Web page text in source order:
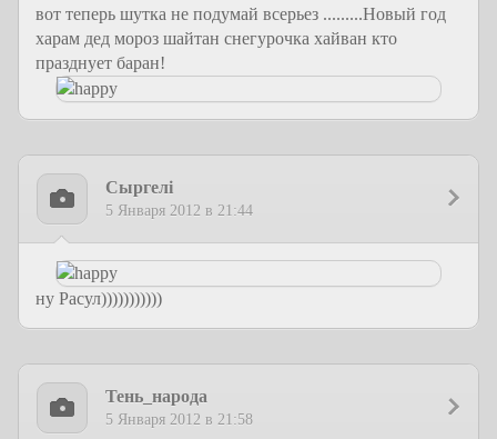
вот теперь шутка не подумай всерьез .........Новый год
харам дед мороз шайтан снегурочка хайван кто
празднует баран!
Сыргелi
5 Января 2012 в 21:44
ну Расул)))))))))))
Тень_народа
5 Января 2012 в 21:58